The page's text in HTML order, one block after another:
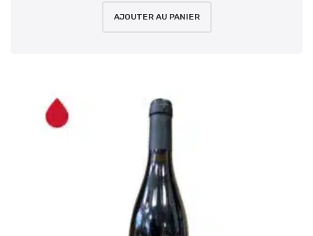
AJOUTER AU PANIER